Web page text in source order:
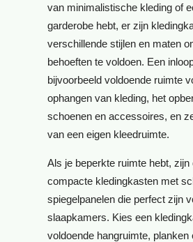
van minimalistische kleding of
garderobe hebt, er zijn
verschillende stijlen en maten
behoeften te voldoen. Een
bijvoorbeeld voldoende ruimte
ophangen van kleding, het
schoenen en accessoires, en
van een eigen kleedruimte.
Als je beperkte ruimte hebt, zijn
compacte kledingkasten met
spiegelpanelen die perfect zijn
slaapkamers. Kies een
voldoende hangruimte, planken